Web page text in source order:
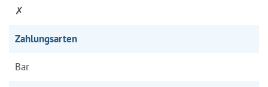
✗
Zahlungsarten
Bar